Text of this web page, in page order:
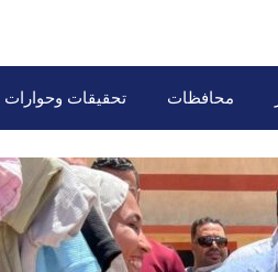
محافظات تحقيقات وحوارات